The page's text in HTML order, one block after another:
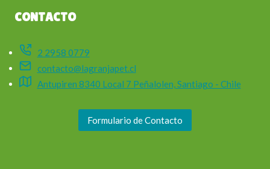
CONTACTO
2 2958 0779
contacto@lagranjapet.cl
Antupiren 8340 Local 7 Peñalolen, Santiago - Chile
Formulario de Contacto